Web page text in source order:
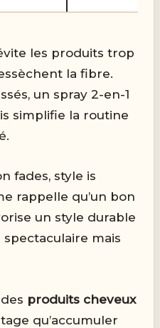
les produits trop
la fibre.
un spray 2-en-1
simplifie la routine
fades, style is
rappelle qu’un bon
un style durable
mais
produits cheveux
qu’accumuler